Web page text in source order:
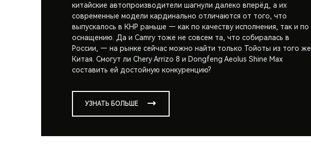
китайские автопроизводители шагнули далеко вперёд, а их
современные модели кардинально отличаются от того, что
выпускалось в КНР раньше — как по качеству исполнения, так и по
оснащению. Да и Camry тоже не совсем та, что собиралась в
России, — на рынке сейчас можно найти только Тойоты из того же
Китая. Смогут ли Chery Arrizo 8 и Dongfeng Aeolus Shine Max
составить ей достойную конкуренцию?
УЗНАТЬ БОЛЬШЕ